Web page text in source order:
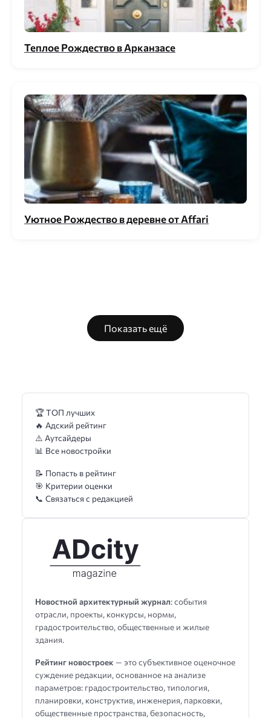
Теплое Рождество в Арканзасе
Уютное Рождество в деревне от Affari
Показать ещё
Новостной архитектурный журнал: события
отрасли, проекты, конкурсы, нормы,
градостроительство, общественные и жилые
здания.
Рейтинг новостроек — это субъективное оценочное
суждение редакции, основанное на анализе
параметров: градостроительство, типология,
планировки, конструктив, инженерия, парковки,
общественные пространства, безопасность,
🏆 ТОП лучших
🔥 Адский рейтинг
⚠️ Аутсайдеры
📊 Все новостройки
📝 Попасть в рейтинг
🎯 Критерии оценки
📞 Связаться с редакцией